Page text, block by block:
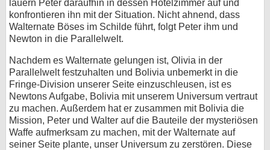
lauern Peter daraufhin in dessen Hotelzimmer auf und
konfrontieren ihn mit der Situation. Nicht ahnend, dass
Walternate Böses im Schilde führt, folgt Peter ihm und
Newton in die Parallelwelt.
Nachdem es Walternate gelungen ist, Olivia in der
Parallelwelt festzuhalten und Bolivia unbemerkt in die
Fringe-Division unserer Seite einzuschleusen, ist es
Newtons Aufgabe, Bolivia mit unserem Universum vertraut
zu machen. Außerdem hat er zusammen mit Bolivia die
Mission, Peter und Walter auf die Bauteile der mysteriösen
Waffe aufmerksam zu machen, mit der Walternate auf
seiner Seite plante, unser Universum zu zerstören. Diese